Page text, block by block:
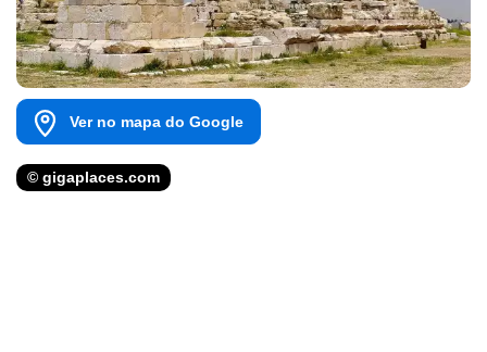
Ver no mapa do Google
© gigaplaces.com